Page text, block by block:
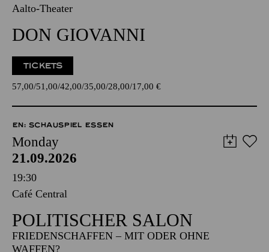
Aalto-Theater
DON GIOVANNI
TICKETS
57,00 51,00 42,00 35,00 28,00 17,00 €
EN: SCHAUSPIEL ESSEN
Monday
21.09.2026
19:30
Café Central
POLITISCHER SALON
FRIEDENSCHAFFEN – MIT ODER OHNE
WAFFEN?